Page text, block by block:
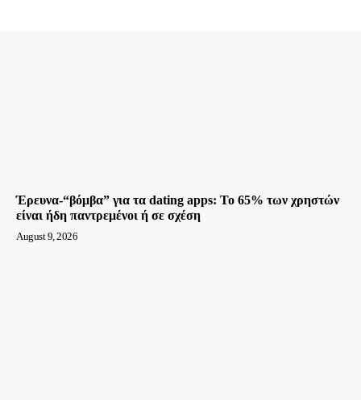
Έρευνα-“βόμβα” για τα dating apps: Το 65% των χρηστών
είναι ήδη παντρεμένοι ή σε σχέση
August 9, 2026